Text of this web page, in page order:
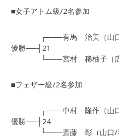
■女子アトム級/2名参加
┌───有馬 治美（山口/
優勝──┤21
└───宮村 稀柚子（広島/
■フェザー級/2名参加
┌───中村 隆作（山口/
優勝──┤24
└───斎藤 彰（山口/毛